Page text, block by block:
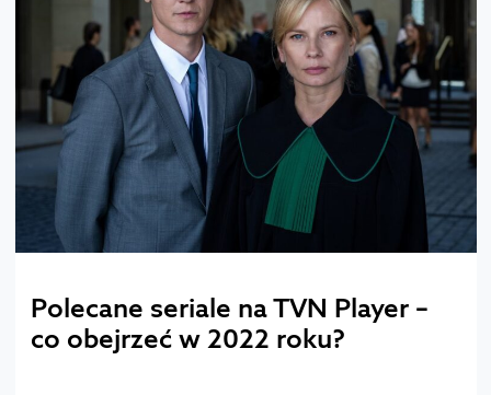
Polecane seriale na TVN Player –
co obejrzeć w 2022 roku?